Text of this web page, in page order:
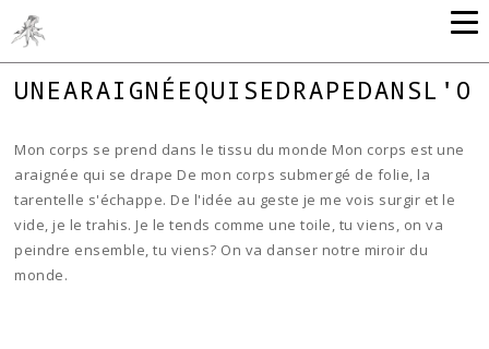
Mon corps se prend dans le tissu du monde Mon corps est une
araignée qui se drape De mon corps submergé de folie, la
tarentelle s'échappe. De l'idée au geste je me vois surgir et le
vide, je le trahis. Je le tends comme une toile, tu viens, on va
peindre ensemble, tu viens? On va danser notre miroir du
monde.